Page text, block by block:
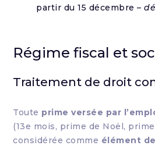
partir du 15 décembre –
Régime fiscal et
Traitement de droit
Toute prime versée par
(13e mois, prime de Noël,
considérée comme élément